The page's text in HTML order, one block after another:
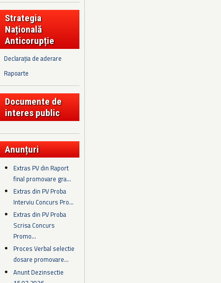
Strategia
Națională
Anticorupție
Declarația de aderare
Rapoarte
Documente de
interes public
Anunțuri
Extras PV din Raport
final promovare gra...
Extras din PV Proba
Interviu Concurs Pro...
Extras din PV Proba
Scrisa Concurs
Promo...
Proces Verbal selectie
dosare promovare...
Anunt Dezinsectie